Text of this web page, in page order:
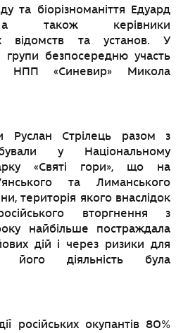
та біорізноманіття Едуард
а також керівники
відомств та установ. У
групи безпосередню участь
НПП «Синевир» Микола
Руслан Стрілець разом з
у Національному
«Святі гори», що на
та Лиманського
територія якого внаслідок
вторгнення з
найбільше постраждала
дій і через ризики для
діяльність була
російських окупантів 80%